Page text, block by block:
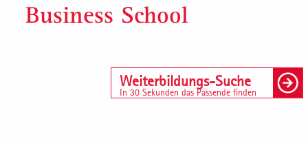
Business School
Weiterbildungs-Suche
In 30 Sekunden das Passende finden